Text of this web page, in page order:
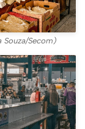
Souza/Secom)